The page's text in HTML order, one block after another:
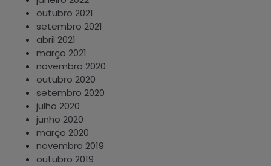
outubro 2021
setembro 2021
abril 2021
março 2021
novembro 2020
outubro 2020
setembro 2020
julho 2020
junho 2020
março 2020
novembro 2019
outubro 2019